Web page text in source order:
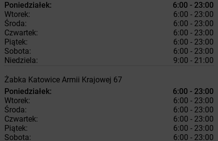
Poniedziałek:
6:00 - 23:00
Wtorek:
6:00 - 23:00
Środa:
6:00 - 23:00
Czwartek:
6:00 - 23:00
Piątek:
6:00 - 23:00
Sobota:
6:00 - 23:00
Niedziela:
9:00 - 21:00
Żabka Katowice Armii Krajowej 67
Poniedziałek:
6:00 - 23:00
Wtorek:
6:00 - 23:00
Środa:
6:00 - 23:00
Czwartek:
6:00 - 23:00
Piątek:
6:00 - 23:00
Sobota:
6:00 - 23:00